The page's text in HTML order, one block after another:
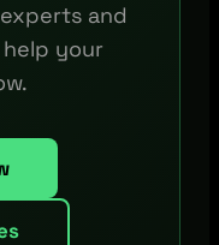
and
your